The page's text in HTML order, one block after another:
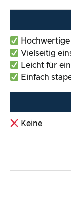
Vielseitig
Leicht für
Einfach
Keine